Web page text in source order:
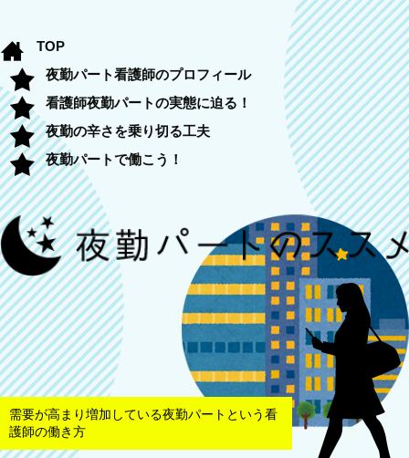
TOP
夜勤パート看護師のプロフィール
看護師夜勤パートの実態に迫る！
夜勤の辛さを乗り切る工夫
夜勤パートで働こう！
需要が高まり増加している夜勤パートという看
護師の働き方